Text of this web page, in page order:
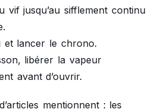
vif jusqu’au sifflement continu
et lancer le chrono.
libérer la vapeur
avant d’ouvrir.
mentionnent : les